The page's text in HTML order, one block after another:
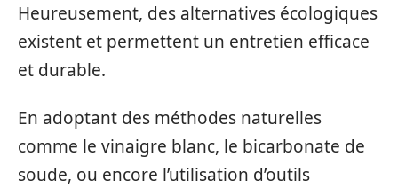
Heureusement, des alternatives écologiques
existent et permettent un entretien efficace
et durable.
En adoptant des méthodes naturelles
comme le vinaigre blanc, le bicarbonate de
soude, ou encore l’utilisation d’outils